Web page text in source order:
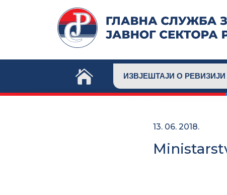
ИЗВЈЕШТАЈИ О РЕВИЗИЈИ
13. 06. 2018.